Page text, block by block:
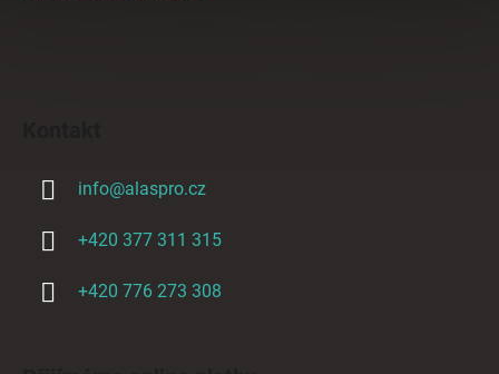
info@alaspro.cz
+420 377 311 315
+420 776 273 308